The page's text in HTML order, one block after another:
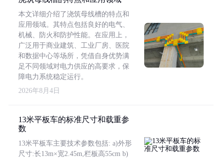
本文详细介绍了浇筑母线槽的特点和
应用领域。其特点包括良好的电气、
机械、防火和防护性能。在应用上，
广泛用于商业建筑、工业厂房、医院
和数据中心等场所，凭借自身优势满
足不同领域对电力供应的高要求，保
障电力系统稳定运行。
2026年8月4日
13米平板车的标准尺寸和载重参
数
13米平板车主要技术参数包括: a)外形
尺寸:长13m×宽2.45m,栏板高55cm b)